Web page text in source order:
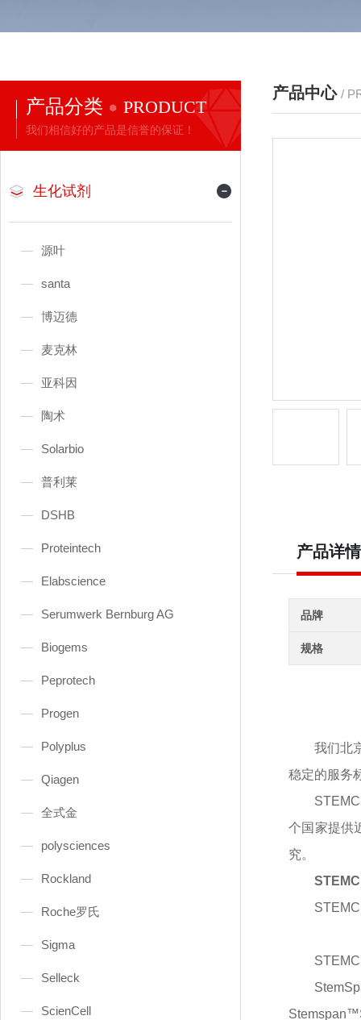
产品分类 PRODUCT
我们相信好的产品是信誉的保证！
生化试剂
源叶
santa
博迈德
麦克林
亚科因
陶术
Solarbio
普利莱
DSHB
Proteintech
Elabscience
Serumwerk Bernburg AG
Biogems
Peprotech
Progen
Polyplus
Qiagen
全式金
polysciences
Rockland
Roche罗氏
Sigma
Selleck
ScienCell
产品中心 /
产品详情
品牌
规格
我们北
稳定的服务
个国家提供
究。